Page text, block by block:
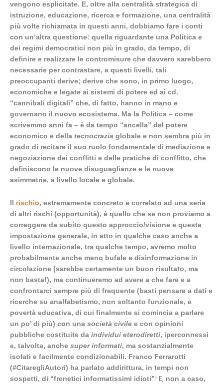
vengono esplicitate. E, oltre alla centralità strategica di
istruzione, educazione, ricerca e formazione, una centralità
più volte richiamata in questi anni, dobbiamo fare i conti
con un’altra questione: quella riguardante una Politica e
dei regimi democratici non più in grado, da tempo, di
definire e realizzare le contromisure che davvero sarebbero
necessarie per contrastare, a questi livelli, tali
preoccupanti derive; derive che sono, in primo luogo,
economiche e legate ai sistemi di potere ed ai cd.
“cannibali digitali” che, di fatto, hanno in mano e
governano il nuovo ecosistema. Ma la Politica – come
scrivemmo anni fa – è da tempo “ancella” del potere
economico e della tecnocrazia globale e non sembra più in
grado di recitare il suo ruolo fondamentale di mediazione e
negoziazione dei conflitti e delle pratiche di conflitto, che
definiscono le nuove disuguaglianze e le nuove
asimmetrie, a livello locale e globale.
rischio, estremamente concreto e correlato ad una serie
di altri rischi (opportunità), è quello che se non proviamo a
correggere da subito questo approccio/visione e questa
impostazione generale, in atto in qualche caso anche a
livello internazionale, tra qualche tempo, avremo molto
probabilmente anche meno bufale e disinformazione in
circolazione (sarebbe certamente un buon risultato, ma
non basta!), ma continueremo ad avere a che fare e a
confrontarci sempre più di frequente (basti pensare a dati e
ricerche su analfabetismo, non soltanto funzionale, e
povertà educativa, di cui finalmente si comincia a parlare
un po’ di più) con una società civile e con opinioni
pubbliche costituite da individui eterodiretti, iperconnessi
e, talvolta, anche super informati, ma sostanzialmente
isolati e facilmente condizionabili. Franco Ferrarotti
(#CitaregliAutori) ha parlato addirittura, in tempi non
sospetti, di “frenetici informatissimi idioti”! E, non a caso,